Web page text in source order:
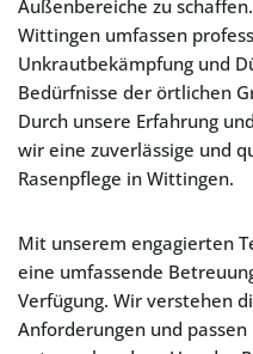
Außenbereiche zu
Wittingen umfassen
Unkrautbekämpfung und
Bedürfnisse der örtlichen
Durch unsere Erfahrung
wir eine zuverlässige und
Rasenpflege in Wittingen.
Mit unserem engagierten
eine umfassende
Verfügung. Wir verstehen
Anforderungen und